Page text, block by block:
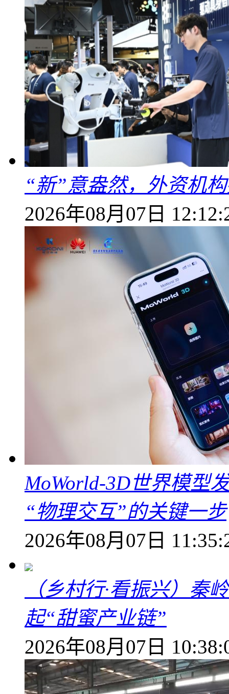
“新”意盎然，外资机
2026年08月07日
MoWorld-3D世界模型
“物理交互”的关键一步
2026年08月07日
（乡村行·看振兴）秦
起“甜蜜产业链”
2026年08月07日